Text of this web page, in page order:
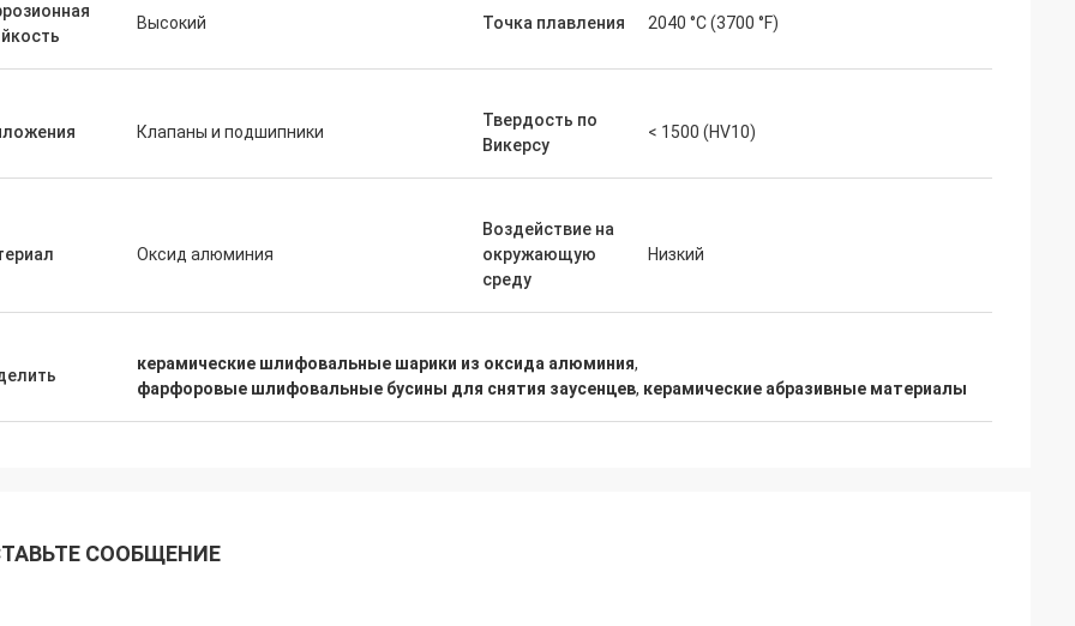
Высокий Точка плавления 2040 °C (3700 °F)
Клапаны и подшипники
Твердость по
Викерсу
< 1500 (HV10)
Оксид алюминия
Воздействие на
окружающую
среду
Низкий
керамические шлифовальные шарики из оксида алюминия,
фарфоровые шлифовальные бусины для снятия заусенцев, керамические абразивные материалы
СООБЩЕНИЕ